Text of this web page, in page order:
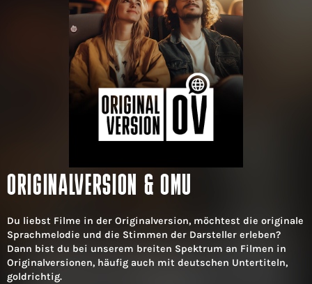
ORIGINALVERSION & OMU
​Du liebst Filme in der Originalversion, möchtest die originale
Sprachmelodie und die Stimmen der Darsteller erleben?
Dann bist du bei unserem breiten Spektrum an Filmen in
Originalversionen, häufig auch mit deutschen Untertiteln,
goldrichtig.